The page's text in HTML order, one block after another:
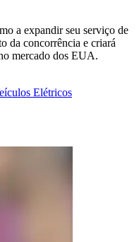
a expandir seu serviço de
da concorrência e criará
mercado dos EUA.
Elétricos